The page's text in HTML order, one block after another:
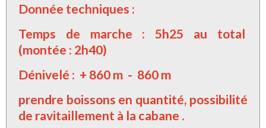
Donnée techniques :
Temps de marche : 5h25 au total
(montée : 2h40)
Dénivelé : + 860 m - 860 m
prendre boissons en quantité, possibilité
de ravitaillement à la cabane .